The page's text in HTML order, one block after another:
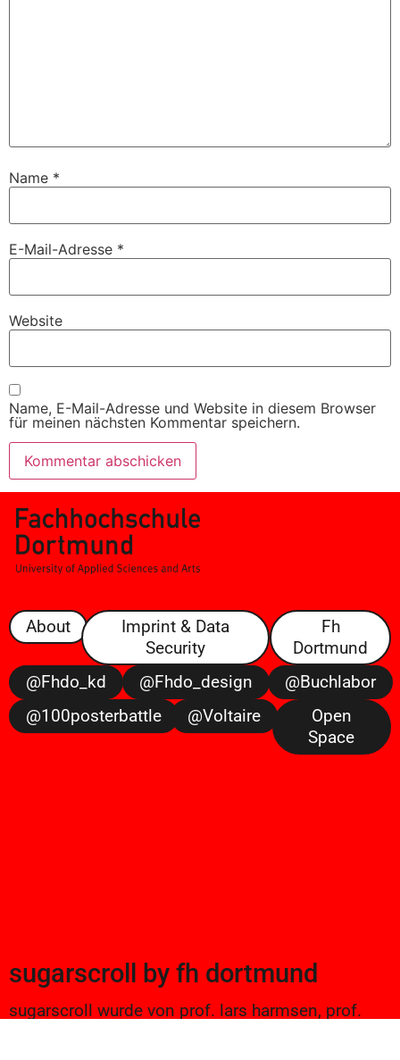
Name *
E-Mail-Adresse *
Website
Name, E-Mail-Adresse und Website in diesem Browser
für meinen nächsten Kommentar speichern.
About
Imprint & Data
Security
Fh
Dortmund
@fhdo_kd
@fhdo_design
@buchlabor
@100posterbattle
@voltaire
Open
Space
sugarscroll by fh dortmund
sugarscroll wurde von prof. lars harmsen, prof.